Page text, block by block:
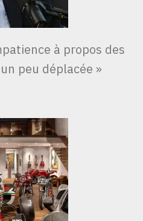
à propos des
peu déplacée »